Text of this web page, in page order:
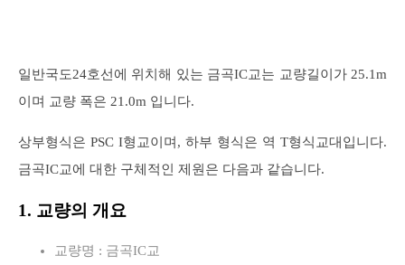
일반국도24호선에 위치해 있는 금곡IC교는 교량길이가 25.1m
이며 교량 폭은 21.0m 입니다.
상부형식은 PSC I형교이며, 하부 형식은 역 T형식교대입니다.
금곡IC교에 대한 구체적인 제원은 다음과 같습니다.
1. 교량의 개요
교량명 : 금곡IC교